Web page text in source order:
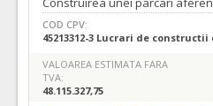
COD CPV:
45213312-3 Lucrari de
VALOAREA ESTIMATA FARA
TVA:
48.115.327,75